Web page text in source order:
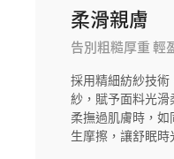
柔滑親膚
告別粗糙厚重 輕
採用精細紡紗技
紗，賦予面料光
柔撫過肌膚時，
生摩擦，讓舒眠時